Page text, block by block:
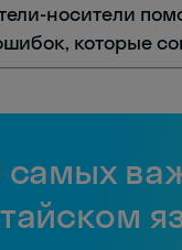
носители
которые
самых